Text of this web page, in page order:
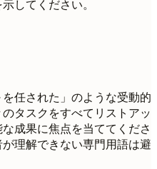
してください。
任された」のような受動的
タスクをすべてリストアッ
成果に焦点を当ててくださ
理解できない専門用語は避